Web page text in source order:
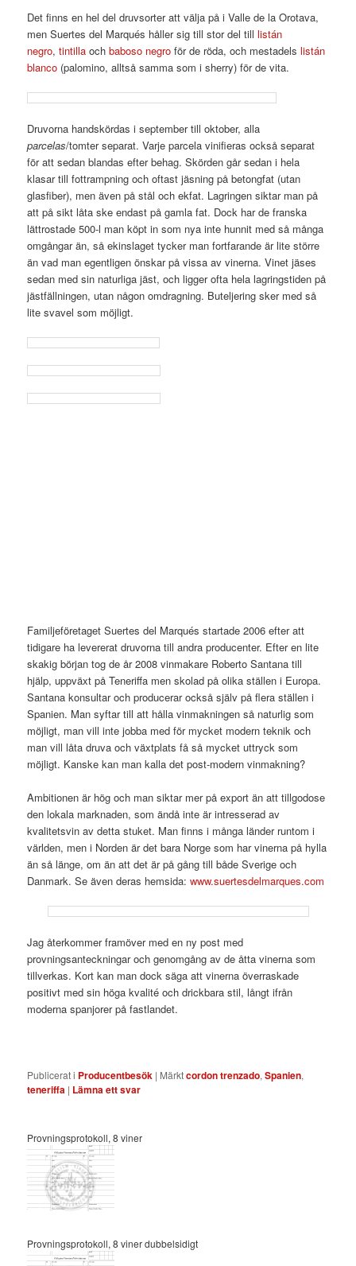
Det finns en hel del druvsorter att välja på i Valle de la Orotava,
men Suertes del Marqués håller sig till stor del tilllistán
negro,tintilla ochbaboso negro för de röda, och mestadelslistán
blanco (palomino, alltså samma som i sherry) för de vita.
Druvorna handskördas i september till oktober, alla
parcelas/tomter separat. Varje parcela vinifieras också separat
för att sedan blandas efter behag. Skörden går sedan i hela
klasar till fottrampning och oftast jäsning på betongfat (utan
glasfiber), men även på stål och ekfat. Lagringen siktar man på
att på sikt låta ske endast på gamla fat. Dock har de franska
lättrostade 500-l man köpt in som nya inte hunnit med så många
omgångar än, så ekinslaget tycker man fortfarande är lite större
än vad man egentligen önskar på vissa av vinerna. Vinet jäses
sedan med sin naturliga jäst, och ligger ofta hela lagringstiden på
jästfällningen, utan någon omdragning. Buteljering sker med så
lite svavel som möjligt.
Familjeföretaget Suertes del Marqués startade 2006 efter att
tidigare ha levererat druvorna till andra producenter. Efter en lite
skakig början tog de år 2008 vinmakare Roberto Santana till
hjälp, uppväxt på Teneriffa men skolad på olika ställen i Europa.
Santana konsultar och producerar också själv på flera ställen i
Spanien. Man syftar till att hålla vinmakningen så naturlig som
möjligt, man vill inte jobba med för mycket modern teknik och
man vill låta druva och växtplats få så mycket uttryck som
möjligt. Kanske kan man kalla det post-modern vinmakning?
Ambitionen är hög och man siktar mer på export än att tillgodose
den lokala marknaden, som ändå inte är intresserad av
kvalitetsvin av detta stuket. Man finns i många länder runtom i
världen, men i Norden är det bara Norge som har vinerna på hylla
än så länge, om än att det är på gång till både Sverige och
Danmark. Se även deras hemsida:www.suertesdelmarques.com
Jag återkommer framöver med en ny post med
provningsanteckningar och genomgång av de åtta vinerna som
tillverkas. Kort kan man dock säga att vinerna överraskade
positivt med sin höga kvalité och drickbara stil, långt ifrån
moderna spanjorer på fastlandet.
Publicerat i Producentbesök | Märktcordon trenzado,Spanien,
teneriffa | Lämna ett svar
Provningsprotokoll, 8 viner
Provningsprotokoll, 8 viner dubbelsidigt